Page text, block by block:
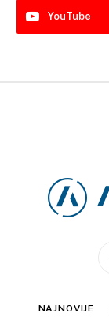
YouTube
NAJNOVIJE